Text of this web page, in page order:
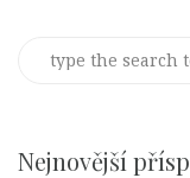
Search
Nejnovější